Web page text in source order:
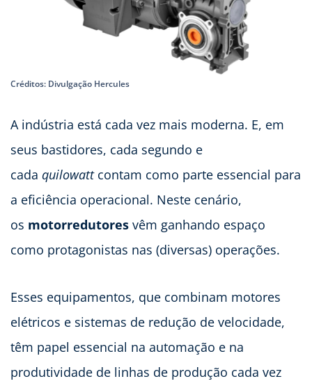
Créditos: Divulgação Hercules
A indústria está cada vez mais moderna. E, em
seus bastidores, cada segundo e
cada quilowattcontam como parte essencial para
a eficiência operacional. Neste cenário,
os motorredutores vêm ganhando espaço
como protagonistas nas (diversas) operações.
Esses equipamentos, que combinam motores
elétricos e sistemas de redução de velocidade,
têm papel essencial na automação e na
produtividade de linhas de produção cada vez